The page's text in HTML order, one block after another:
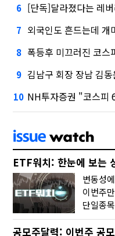
6 [단독]달라졌다는 레버리
7 외국인도 흔드는데 개미
8 폭등후 미끄러진 코
9 김남구 회장 장남 김동윤
10 NH투자증권 "코스피 6000
ETF워치: 한눈에 보는
단일종
공모주달력: 이번주 공